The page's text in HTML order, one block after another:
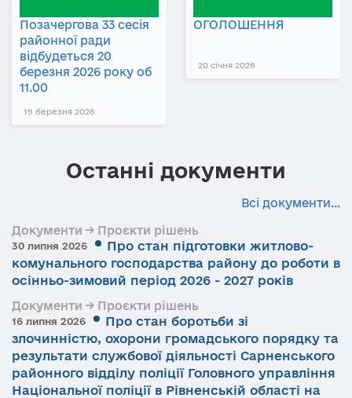
Позачергова 33 сесія
районної ради
відбудеться 20
березня 2026 року об
11.00
19 березня 2026
ОГОЛОШЕННЯ
20 січня 2026
Останні документи
Всі документи...
Документи → Проєкти рішень
30 липня 2026
Про стан підготовки житлово-
комунального господарства району до роботи в
осінньо-зимовий період 2026 - 2027 років
Документи → Проєкти рішень
16 липня 2026
Про стан боротьби зі
злочинністю, охорони громадського порядку та
результати службової діяльності Сарненського
районного відділу поліції Головного управління
Національної поліції в Рівненській області на